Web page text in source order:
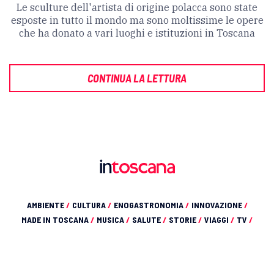
Le sculture dell'artista di origine polacca sono state
esposte in tutto il mondo ma sono moltissime le opere
che ha donato a vari luoghi e istituzioni in Toscana
CONTINUA LA LETTURA
AMBIENTE/ CULTURA/ ENOGASTRONOMIA/ INNOVAZIONE/
MADE IN TOSCANA/ MUSICA/ SALUTE/ STORIE/ VIAGGI / TV /